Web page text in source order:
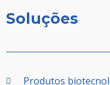
Soluções
Produtos